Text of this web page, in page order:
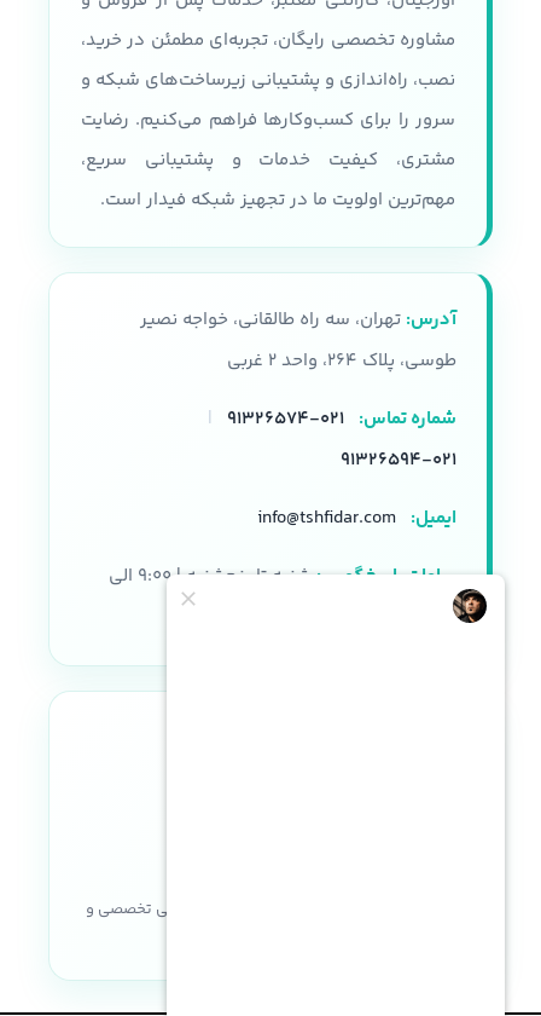
مشاوره تخصصی رایگان، تجربه‌ای مطمئن در خرید،
نصب، راه‌اندازی و پشتیبانی زیرساخت‌های شبکه و
سرور را برای کسب‌وکارها فراهم می‌کنیم. رضایت
مشتری، کیفیت خدمات و پشتیبانی سریع،
مهم‌ترین اولویت ما در تجهیز شبکه فیدار است.
آدرس: تهران، سه راه طالقانی، خواجه نصیر
طوسی، پلاک ۲۶۴، واحد ۲ غربی
شماره تماس: ۰۲۱-۹۱۳۲۶۵۷۴
|
۰۲۱-۹۱۳۲۶۵۹۴
ایمیل: info@tshfidar.com
ساعات پاسخگویی:
شنبه تا پنجشنبه | ۹:۰۰ الی
۱۸:۰۰
خریدی مطمئن با ضمانت اصالت کالا، پشتیبانی تخصصی و